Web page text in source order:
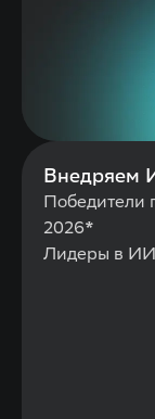
Внедряем
Победители
2026*
Лидеры в